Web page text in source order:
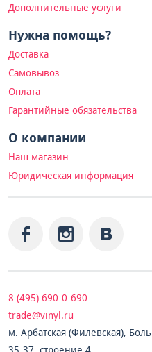
Дополнительные услуги
Нужна помощь?
Доставка
Самовывоз
Оплата
Гарантийные обязательства
О компании
Наш магазин
Юридическая информация
8 (495) 690-0-690
trade@vinyl.ru
м. Арбатская (Филевская),